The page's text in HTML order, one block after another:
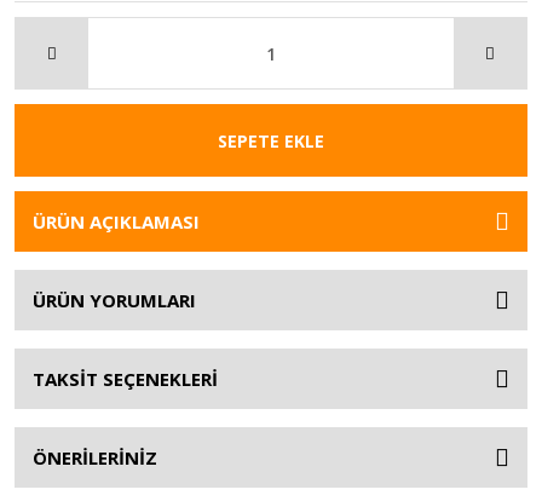
SEPETE EKLE
ÜRÜN AÇIKLAMASI
ÜRÜN YORUMLARI
TAKSİT SEÇENEKLERİ
ÖNERİLERİNİZ